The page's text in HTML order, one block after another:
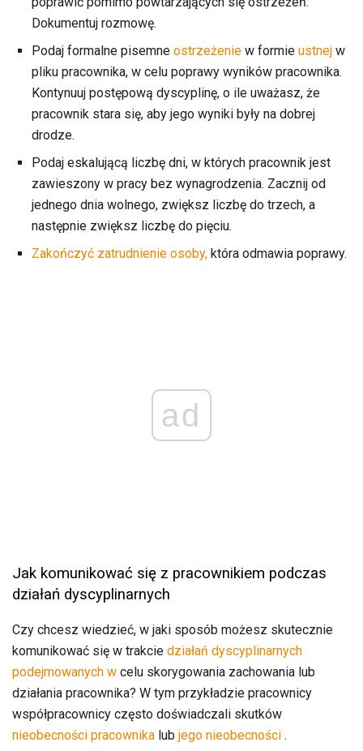
Dokumentuj rozmowę.
Podaj formalne pisemne ostrzeżenie w formie ustnej w
pliku pracownika, w celu poprawy wyników pracownika.
Kontynuuj postępową dyscyplinę, o ile uważasz, że
pracownik stara się, aby jego wyniki były na dobrej
drodze.
Podaj eskalującą liczbę dni, w których pracownik jest
zawieszony w pracy bez wynagrodzenia. Zacznij od
jednego dnia wolnego, zwiększ liczbę do trzech, a
następnie zwiększ liczbę do pięciu.
Zakończyć zatrudnienie osoby, która odmawia poprawy.
ad
Jak komunikować się z pracownikiem podczas
działań dyscyplinarnych
Czy chcesz wiedzieć, w jaki sposób możesz skutecznie
komunikować się w trakcie działań dyscyplinarnych
podejmowanych w celu skorygowania zachowania lub
działania pracownika? W tym przykładzie pracownicy
współpracownicy często doświadczali skutków
nieobecności pracownika lub jego nieobecności .